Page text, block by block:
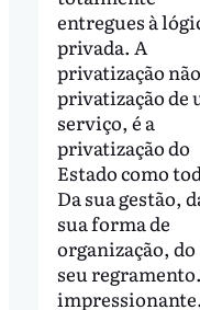
entregues à
privada. A
privatização
privatização de
serviço, é a
privatização do
Estado como
Da sua gestão,
sua forma de
organização, do
seu
impressionante.